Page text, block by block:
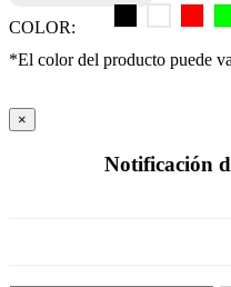
COLOR:
*El color del producto puede
×
Notificación